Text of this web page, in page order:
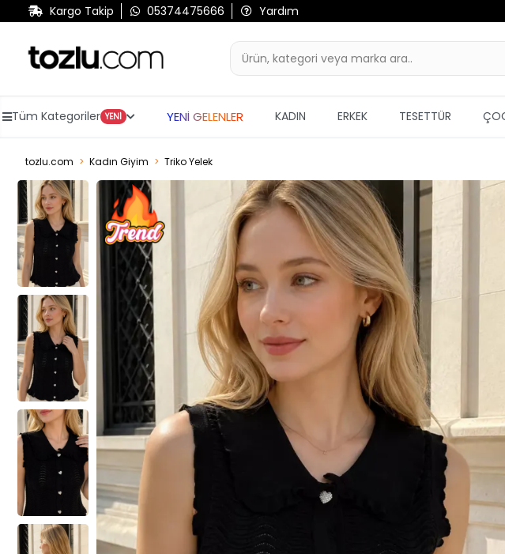
Kargo Takip 05374475666 Yardım
Tüm Kategoriler YENİ YENİ GELENLER KADIN ERKEK TESETTÜR
tozlu.com Kadın Giyim Triko Yelek